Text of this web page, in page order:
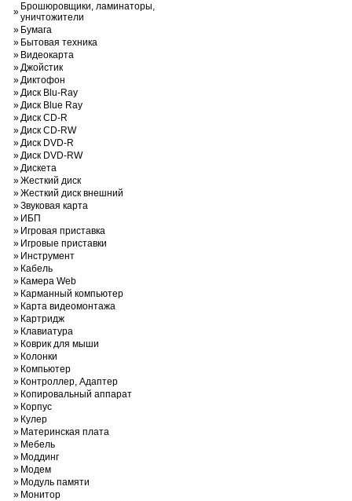
» Брошюровщики, ламинаторы,
уничтожители
» Бумага
» Бытовая техника
» Видеокарта
»Джойстик
»Диктофон
»Диск Blu-Ray
»Диск Blue Ray
»Диск CD-R
»Диск CD-RW
»Диск DVD-R
»Диск DVD-RW
»Дискета
»Жесткий диск
»Жесткий диск внешний
»Звуковая карта
» ИБП
» Игровая приставка
» Игровые приставки
» Инструмент
» Кабель
» Камера Web
» Карманный компьютер
» Карта видеомонтажа
» Картридж
» Клавиатура
» Коврик для мыши
» Колонки
» Компьютер
» Контроллер, Адаптер
» Копировальный аппарат
» Корпус
» Кулер
» Материнская плата
» Мебель
» Моддинг
» Модем
» Модуль памяти
» Монитор